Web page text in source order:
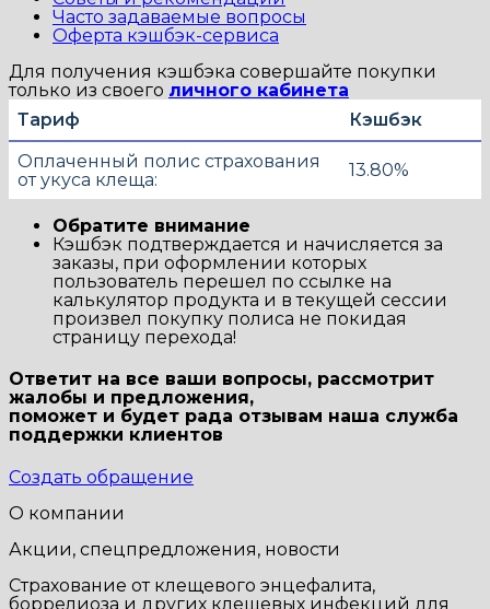
Часто задаваемые вопросы
Оферта кэшбэк-сервиса
Для получения кэшбэка совершайте покупки
только из своего личного кабинета
Тариф
Кэшбэк
Оплаченный полис страхования
от укуса клеща:
13.80%
Обратите внимание
Кэшбэк подтверждается и начисляется за
заказы, при оформлении которых
пользователь перешел по ссылке на
калькулятор продукта и в текущей сессии
произвел покупку полиса не покидая
страницу перехода!
Ответит на все ваши вопросы, рассмотрит
жалобы и предложения,
поможет и будет рада отзывам наша служба
поддержки клиентов
Создать обращение
О компании
Акции, спецпредложения, новости
Страхование от клещевого энцефалита,
боррелиоза и других клещевых инфекций для